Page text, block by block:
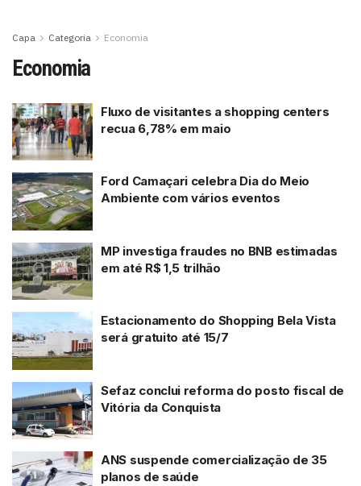
Capa Categoria Economia
Economia
Fluxo de visitantes a shopping centers
recua 6,78% em maio
Ford Camaçari celebra Dia do Meio
Ambiente com vários eventos
MP investiga fraudes no BNB estimadas
em até R$ 1,5 trilhão
Estacionamento do Shopping Bela Vista
será gratuito até 15/7
Sefaz conclui reforma do posto fiscal de
Vitória da Conquista
ANS suspende comercialização de 35
planos de saúde